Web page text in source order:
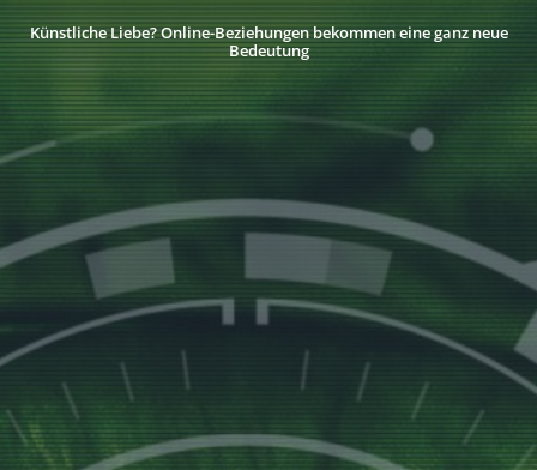
Künstliche Liebe? Online-Beziehungen bekommen eine ganz neue
Bedeutung